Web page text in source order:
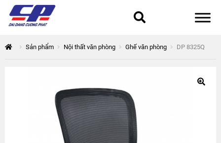
Sản phẩm Nội thất văn phòng Ghế văn phòng DP 8325Q